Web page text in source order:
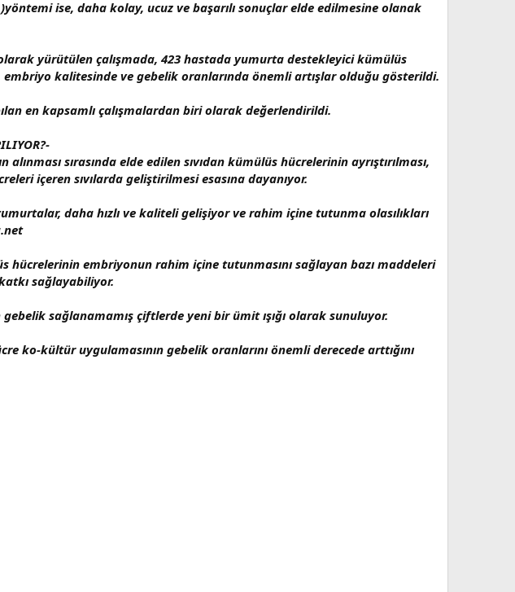
ise, daha kolay, ucuz ve başarılı sonuçlar elde edilmesine olanak
yürütülen çalışmada, 423 hastada yumurta destekleyici kümülüs
kalitesinde ve gebelik oranlarında önemli artışlar olduğu gösterildi.
en kapsamlı çalışmalardan biri olarak değerlendirildi.
sırasında elde edilen sıvıdan kümülüs hücrelerinin ayrıştırılması,
içeren sıvılarda geliştirilmesi esasına dayanıyor.
daha hızlı ve kaliteli gelişiyor ve rahim içine tutunma olasılıkları
embriyonun rahim içine tutunmasını sağlayan bazı maddeleri
sağlayabiliyor.
sağlanamamış çiftlerde yeni bir ümit ışığı olarak sunuluyor.
ko-kültür uygulamasının gebelik oranlarını önemli derecede arttığını